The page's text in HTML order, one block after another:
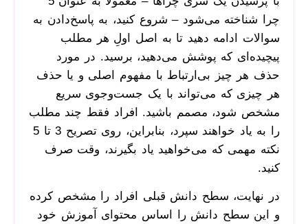
چرا شناخته می‌شود – شروع کنید، به پاسخ‌دادن به
سوالات ادامه دهید تا به اصل اولِ هر مطلب
پیچیده‌ای که پوشش می‌دهید، برسید. در مورد
حذف هر چیز بی‌ارتباط با مفهوم اصلی و یا حذف
هر چیزی که می‌تواند با یک جست‌وجوی سریع
مشخص شود، مصمم باشید. افراد فقط چند مطلب
را به یاد خواهند سپرد، بنابراین، روی تصریح 3 تا 5
نکته مهمی که می‌خواهید یاد بگیرند، وقت صرف
کنید.
در نهایت، سطح دانش قبلی افراد را مشخص کرده
و این سطح دانش را اساس محتوای آموزش خود